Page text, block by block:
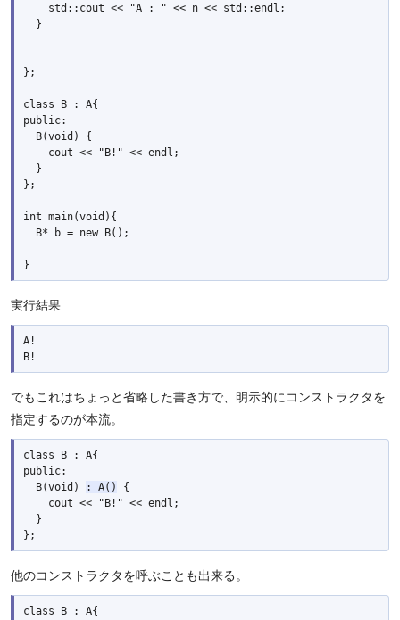
    std::cout << "A : " << n << std::endl;
  }
};
class B : A{
public:
  B(void) {
    cout << "B!" << endl;
  }
};
int main(void){
  B* b = new B();
実行結果
A!
でもこれはちょっと省略した書き方で、明示的にコンストラクタを
指定するのが本流。
class B : A{
public:
  B(void)
: A()
{
    cout << "B!" << endl;
  }
他のコンストラクタを呼ぶことも出来る。
class B : A{